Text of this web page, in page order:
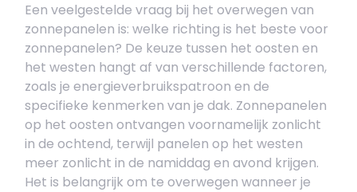
Een veelgestelde vraag bij het overwegen van
zonnepanelen is: welke richting is het beste voor
zonnepanelen? De keuze tussen het oosten en
het westen hangt af van verschillende factoren,
zoals je energieverbruikspatroon en de
specifieke kenmerken van je dak. Zonnepanelen
op het oosten ontvangen voornamelijk zonlicht
in de ochtend, terwijl panelen op het westen
meer zonlicht in de namiddag en avond krijgen.
Het is belangrijk om te overwegen wanneer je